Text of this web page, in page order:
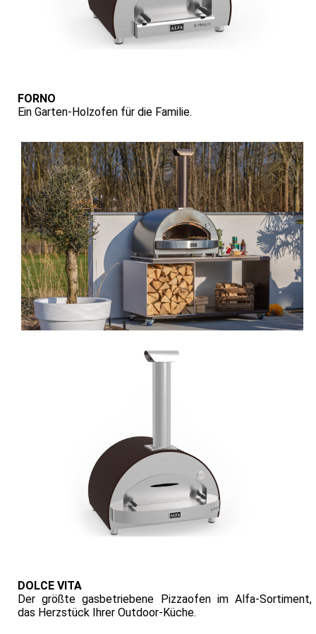
FORNO
Ein Garten-Holzofen für die Familie.
DOLCE VITA
Der größte gasbetriebene Pizzaofen im Alfa-Sortiment,
das Herzstück Ihrer Outdoor-Küche.